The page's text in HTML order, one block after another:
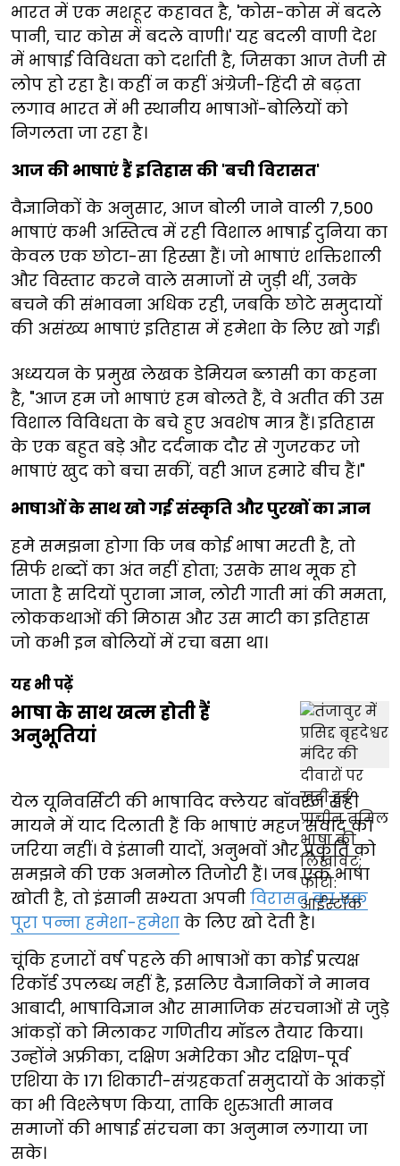
भारत में एक मशहूर कहावत है, 'कोस-कोस में बदले
पानी, चार कोस में बदले वाणी।' यह बदली वाणी देश
में भाषाई विविधता को दर्शाती है, जिसका आज तेजी से
लोप हो रहा है। कहीं न कहीं अंग्रेजी-हिंदी से बढ़ता
लगाव भारत में भी स्थानीय भाषाओं-बोलियों को
निगलता जा रहा है।
आज की भाषाएं हैं इतिहास की 'बची विरासत'
वैज्ञानिकों के अनुसार, आज बोली जाने वाली 7,500
भाषाएं कभी अस्तित्व में रही विशाल भाषाई दुनिया का
केवल एक छोटा-सा हिस्सा हैं। जो भाषाएं शक्तिशाली
और विस्तार करने वाले समाजों से जुड़ी थीं, उनके
बचने की संभावना अधिक रही, जबकि छोटे समुदायों
की असंख्य भाषाएं इतिहास में हमेशा के लिए खो गईं।
अध्ययन के प्रमुख लेखक डेमियन ब्लासी का कहना
है, "आज हम जो भाषाएं हम बोलते हैं, वे अतीत की उस
विशाल विविधता के बचे हुए अवशेष मात्र हैं। इतिहास
के एक बहुत बड़े और दर्दनाक दौर से गुजरकर जो
भाषाएं खुद को बचा सकीं, वही आज हमारे बीच हैं।"
भाषाओं के साथ खो गई संस्कृति और पुरखों का ज्ञान
हमे समझना होगा कि जब कोई भाषा मरती है, तो
सिर्फ शब्दों का अंत नहीं होता; उसके साथ मूक हो
जाता है सदियों पुराना ज्ञान, लोरी गाती मां की ममता,
लोककथाओं की मिठास और उस माटी का इतिहास
जो कभी इन बोलियों में रचा बसा था।
यह भी पढ़ें
भाषा के साथ खत्म होती हैं
अनुभूतियां
येल यूनिवर्सिटी की भाषाविद क्लेयर बॉवरन सही
मायने में याद दिलाती हैं कि भाषाएं महज संवाद का
जरिया नहीं। वे इंसानी यादों, अनुभवों और प्रकृति को
समझने की एक अनमोल तिजोरी हैं। जब एक भाषा
खोती है, तो इंसानी सभ्यता अपनी विरासत का एक
पूरा पन्ना हमेशा-हमेशा के लिए खो देती है।
चूंकि हजारों वर्ष पहले की भाषाओं का कोई प्रत्यक्ष
रिकॉर्ड उपलब्ध नहीं है, इसलिए वैज्ञानिकों ने मानव
आबादी, भाषाविज्ञान और सामाजिक संरचनाओं से जुड़े
आंकड़ों को मिलाकर गणितीय मॉडल तैयार किया।
उन्होंने अफ्रीका, दक्षिण अमेरिका और दक्षिण-पूर्व
एशिया के 171 शिकारी-संग्रहकर्ता समुदायों के आंकड़ों
का भी विश्लेषण किया, ताकि शुरुआती मानव
समाजों की भाषाई संरचना का अनुमान लगाया जा
सके।